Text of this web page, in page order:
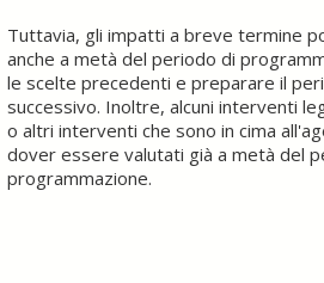
Tuttavia, gli impatti a breve termine
anche a metà del periodo di
le scelte precedenti e preparare il
successivo. Inoltre, alcuni interventi
o altri interventi che sono in cima
dover essere valutati già a metà del
programmazione.